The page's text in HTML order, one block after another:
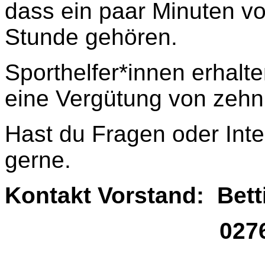
dass ein paar Minuten
Stunde gehören.
Sporthelfer*innen
eine Vergütung von
Hast du Fragen oder
gerne.
Kontakt Vorstand:
02761